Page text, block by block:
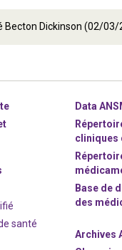
Becton Dickinson (02/03/
santé
Data
cliniques
Base de
des
Archives